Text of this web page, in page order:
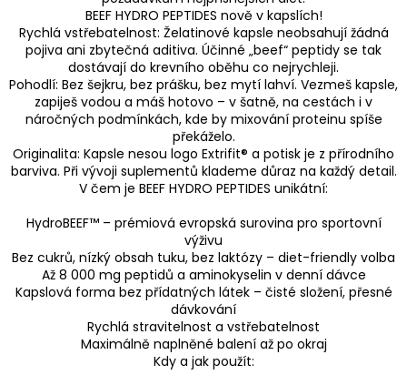
BEEF HYDRO PEPTIDES nově v kapslích!
Rychlá vstřebatelnost: Želatinové kapsle neobsahují žádná
pojiva ani zbytečná aditiva. Účinné „beef“ peptidy se tak
dostávají do krevního oběhu co nejrychleji.
Pohodlí: Bez šejkru, bez prášku, bez mytí lahví. Vezmeš kapsle,
zapiješ vodou a máš hotovo – v šatně, na cestách i v
náročných podmínkách, kde by mixování proteinu spíše
překáželo.
Originalita: Kapsle nesou logo Extrifit® a potisk je z přírodního
barviva. Při vývoji suplementů klademe důraz na každý detail.
V čem je BEEF HYDRO PEPTIDES unikátní:
HydroBEEF™ – prémiová evropská surovina pro sportovní
výživu
Bez cukrů, nízký obsah tuku, bez laktózy – diet-friendly volba
Až 8 000 mg peptidů a aminokyselin v denní dávce
Kapslová forma bez přídatných látek – čisté složení, přesné
dávkování
Rychlá stravitelnost a vstřebatelnost
Maximálně naplněné balení až po okraj
Kdy a jak použít: